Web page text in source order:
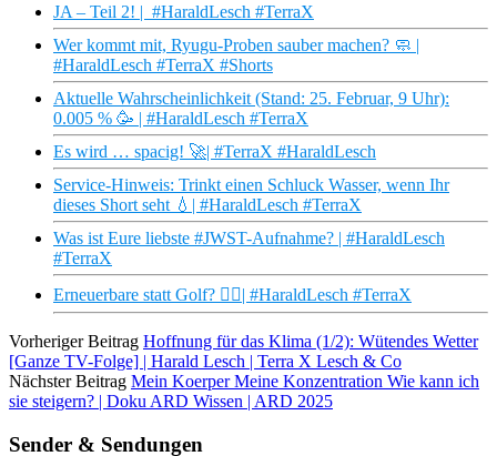
JA – Teil 2! | #HaraldLesch #TerraX
Wer kommt mit, Ryugu-Proben sauber machen? 🧼 |
#HaraldLesch #TerraX #Shorts
Aktuelle Wahrscheinlichkeit (Stand: 25. Februar, 9 Uhr):
0.005 % 🥳 | #HaraldLesch #TerraX
Es wird … spacig! 🚀| #TerraX #HaraldLesch
Service-Hinweis: Trinkt einen Schluck Wasser, wenn Ihr
dieses Short seht 💧| #HaraldLesch #TerraX
Was ist Eure liebste #JWST-Aufnahme? | #HaraldLesch
#TerraX
Erneuerbare statt Golf? 🏌️‍♂️| #HaraldLesch #TerraX
Vorheriger Beitrag Hoffnung für das Klima (1/2): Wütendes Wetter
[Ganze TV-Folge] | Harald Lesch | Terra X Lesch & Co
Nächster Beitrag Mein Koerper Meine Konzentration Wie kann ich
sie steigern? | Doku ARD Wissen | ARD 2025
Sender & Sendungen